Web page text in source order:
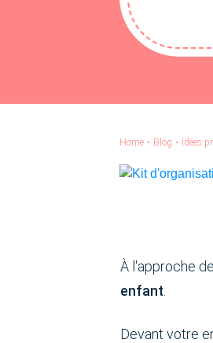
Home • Blog • Idées
À l'approche
enfant
Devant votre